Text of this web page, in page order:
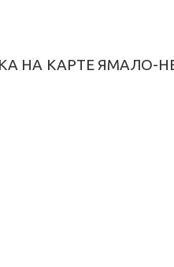
НА КАРТЕ ЯМАЛО-